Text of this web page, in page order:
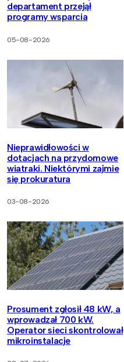
departament przejął
programy wsparcia
05-08-2026
Nieprawidłowości w
dotacjach na przydomowe
wiatraki. Niektórymi zajmie
się prokuratura
03-08-2026
Prosument zgłosił 48 kW, a
wprowadzał 700 kW.
Operator sieci skontrolował
mikroinstalacje